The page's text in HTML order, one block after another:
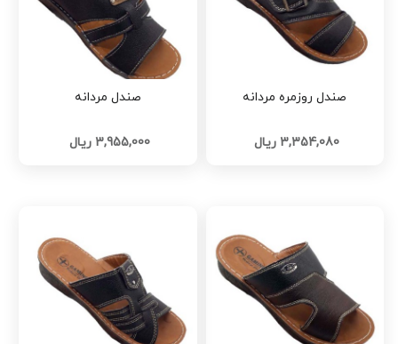
صندل روزمره مردانه
3,354,080 ریال
صندل مردانه
3,955,000 ریال